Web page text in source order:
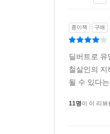
종이책 구매
딜버트로
철살인의
될 수 있다
11명이 이 리뷰